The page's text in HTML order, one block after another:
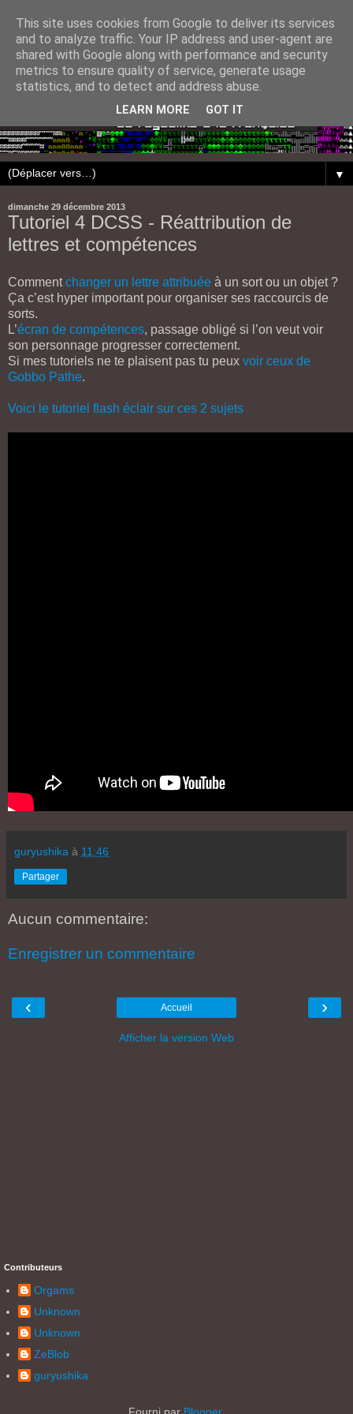
▼
dimanche 29 décembre 2013
Tutoriel 4 DCSS - Réattribution de
lettres et compétences
Commentchanger un lettre attribuée à un sort ou un objet ?
Ça c’est hyper important pour organiser ses raccourcis de
sorts.
L’écran de compétences, passage obligé si l’on veut voir
son personnage progresser correctement.
Si mes tutoriels ne te plaisent pas tu peux voir ceux de
Gobbo Pathe.
Voici le tutoriel flash éclair sur ces 2 sujets
guryushika à 11:46
Partager
Aucun commentaire:
Enregistrer un commentaire
‹ ›
Accueil
Afficher la version Web
Contributeurs
Orgams
Unknown
Unknown
ZeBlob
guryushika
This site uses cookies from Google to deliver its services
and to analyze traffic. Your IP address and user-agent are
shared with Google along with performance and security
metrics to ensure quality of service, generate usage
statistics, and to detect and address abuse.
LEARN MORE GOT IT